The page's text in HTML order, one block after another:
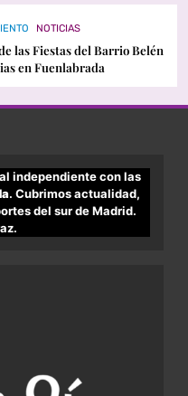
NOTICIAS
las Fiestas del Barrio Belén
en Fuenlabrada
independiente con las
. Cubrimos actualidad,
del sur de Madrid.